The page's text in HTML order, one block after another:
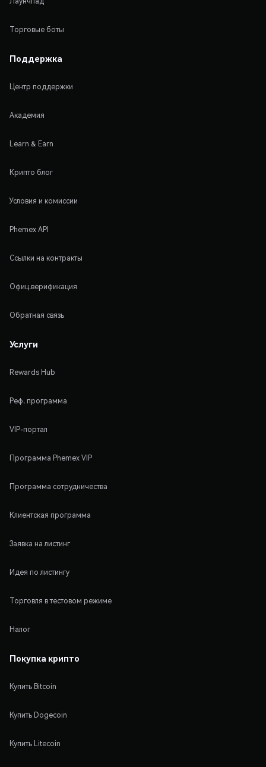
Торговые боты
Поддержка
Центр поддержки
Академия
Learn & Earn
Крипто блог
Условия и комиссии
Phemex API
Ссылки на контракты
Офиц.верификация
Обратная связь
Услуги
Rewards Hub
Реф. программа
VIP-портал
Программа Phemex VIP
Программа сотрудничества
Клиентская программа
Заявка на листинг
Идея по листингу
Торговля в тестовом режиме
Налог
Покупка крипто
Купить Bitcoin
Купить Dogecoin
Купить Litecoin